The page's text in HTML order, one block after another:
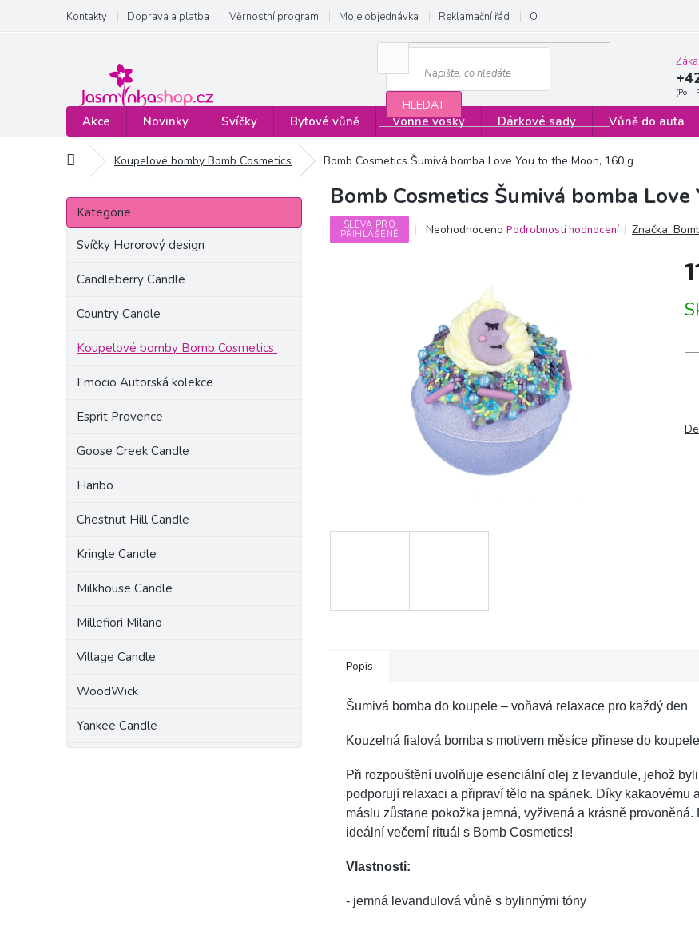
obsah
Kontakty Doprava a platba Věrnostní program Moje objednávka Reklamační řád Obchodní podmínky
HLEDAT
Akce Novinky Svíčky Bytové vůně Vonné vosky Dárkové sady Vůně do auta
Domů Koupelové bomby Bomb Cosmetics Bomb Cosmetics Šumivá bomba Love You to the Moon, 160 g
P
s
Přeskočit
kategorie
Kategorie
Svíčky Hororový design
Candleberry Candle
Country Candle
Koupelové bomby Bomb Cosmetics
Emocio Autorská kolekce
Esprit Provence
Goose Creek Candle
Haribo
Chestnut Hill Candle
Kringle Candle
Milkhouse Candle
Millefiori Milano
Village Candle
WoodWick
Yankee Candle
Bomb Cosmetics Šumivá bomba
SLEVA PRO
PŘIHLÁŠENÉ
Průměrné
hvězdiček.
Neohodnoceno Podrobnosti hodnocení Značka:
Popis
Šumivá bomba do koupele – voňavá relaxace pro každý den
Kouzelná fialová bomba s motivem měsíce přinese do
Při rozpouštění uvolňuje esenciální olej z levandule, jehož
podporují relaxaci a připraví tělo na spánek. Díky kakaovému
máslu zůstane pokožka jemná, vyživená a krásně provoněná.
ideální večerní rituál s Bomb Cosmetics!
Vlastnosti:
- jemná levandulová vůně s bylinnými tóny